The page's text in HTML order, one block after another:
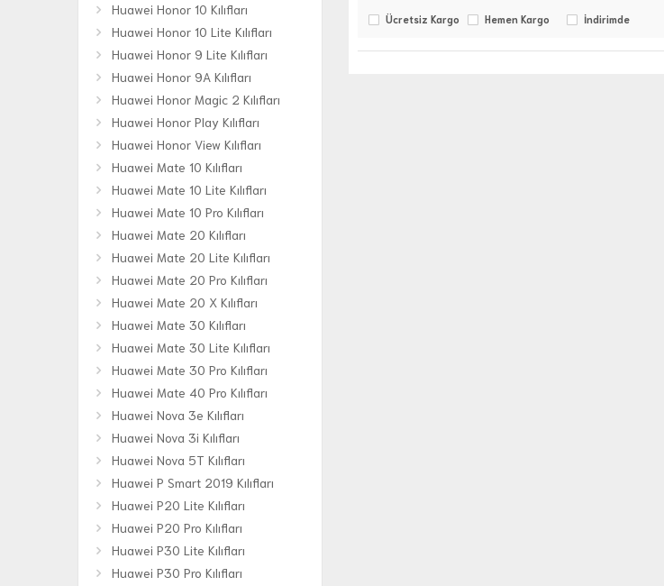
Huawei Honor 10 Kılıfları
Huawei Honor 10 Lite Kılıfları
Huawei Honor 9 Lite Kılıfları
Huawei Honor 9A Kılıfları
Huawei Honor Magic 2 Kılıfları
Huawei Honor Play Kılıfları
Huawei Honor View Kılıfları
Huawei Mate 10 Kılıfları
Huawei Mate 10 Lite Kılıfları
Huawei Mate 10 Pro Kılıfları
Huawei Mate 20 Kılıfları
Huawei Mate 20 Lite Kılıfları
Huawei Mate 20 Pro Kılıfları
Huawei Mate 20 X Kılıfları
Huawei Mate 30 Kılıfları
Huawei Mate 30 Lite Kılıfları
Huawei Mate 30 Pro Kılıfları
Huawei Mate 40 Pro Kılıfları
Huawei Nova 3e Kılıfları
Huawei Nova 3i Kılıfları
Huawei Nova 5T Kılıfları
Huawei P Smart 2019 Kılıfları
Huawei P20 Lite Kılıfları
Huawei P20 Pro Kılıfları
Huawei P30 Lite Kılıfları
Huawei P30 Pro Kılıfları
Ücretsiz Kargo Hemen Kargo İndirimde